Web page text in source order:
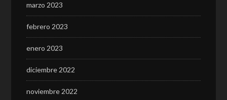
marzo 2023
febrero 2023
enero 2023
diciembre 2022
noviembre 2022